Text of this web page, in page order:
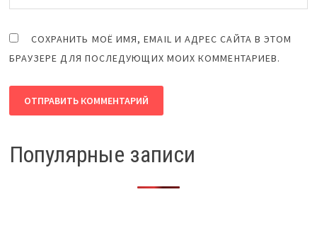
СОХРАНИТЬ МОЁ ИМЯ, EMAIL И АДРЕС САЙТА В ЭТОМ
БРАУЗЕРЕ ДЛЯ ПОСЛЕДУЮЩИХ МОИХ КОММЕНТАРИЕВ.
Популярные записи